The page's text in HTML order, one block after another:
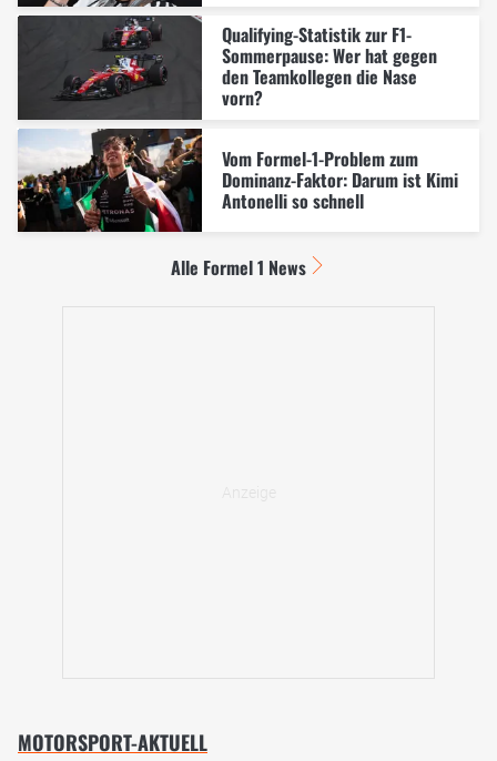
Qualifying-Statistik zur F1-
Sommerpause: Wer hat gegen
den Teamkollegen die Nase
vorn?
Vom Formel-1-Problem zum
Dominanz-Faktor: Darum ist Kimi
Antonelli so schnell
Alle Formel 1 News
MOTORSPORT-AKTUELL